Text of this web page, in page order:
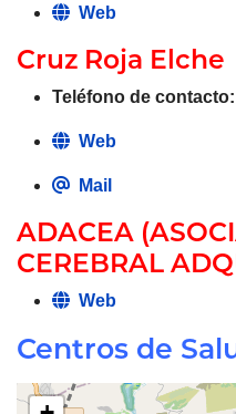
Web
Cruz Roja Elche
Teléfono de contacto:
Web
Mail
ADACEA
CEREBRAL
Web
Centros de